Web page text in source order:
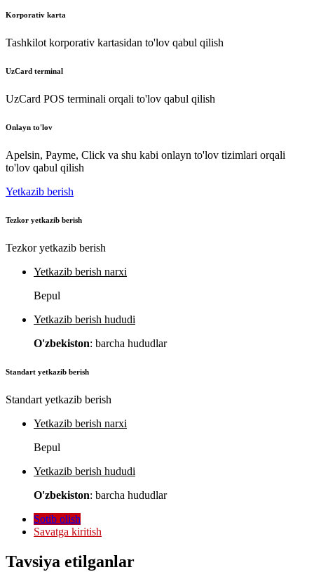
Korporativ karta
Tashkilot korporativ kartasidan to'lov qabul qilish
UzCard terminal
UzCard POS terminali orqali to'lov qabul qilish
Onlayn to'lov
Apelsin, Payme, Click va shu kabi onlayn to'lov tizimlari orqali
to'lov qabul qilish
Yetkazib berish
Tezkor yetkazib berish
Tezkor yetkazib berish
Yetkazib berish narxi
Bepul
Yetkazib berish hududi
O'zbekiston: barcha hududlar
Standart yetkazib berish
Standart yetkazib berish
Yetkazib berish narxi
Bepul
Yetkazib berish hududi
O'zbekiston: barcha hududlar
Sotib olish
Savatga kiritish
Tavsiya etilganlar